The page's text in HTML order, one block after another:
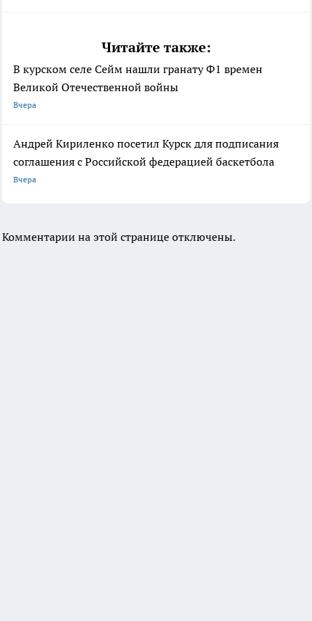
Читайте также:
В курском селе Сейм нашли гранату Ф1 времен
Великой Отечественной войны
Вчера
Андрей Кириленко посетил Курск для подписания
соглашения с Российской федерацией баскетбола
Вчера
Комментарии на этой странице отключены.